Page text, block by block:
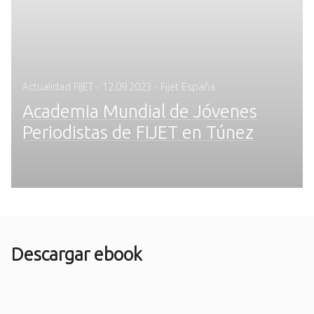
Actualidad FIJET - Posted
12.09.2023 - Fijet España
Academia Mundial de Jóvenes
Periodistas de FIJET en Túnez
Descargar ebook